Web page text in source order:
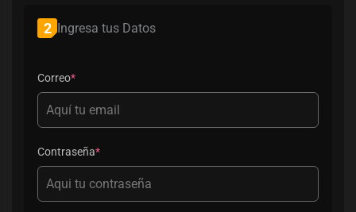
2 Ingresa tus Datos
Correo*
(required)
Contraseña*
(required)(required)